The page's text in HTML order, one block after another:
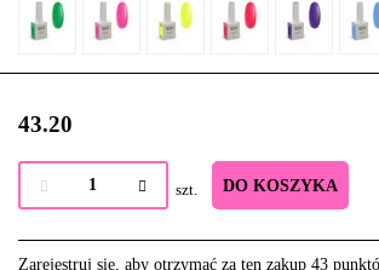
43.20
szt. DO KOSZYKA
Zarejestruj się, aby otrzymać za ten zakup 43